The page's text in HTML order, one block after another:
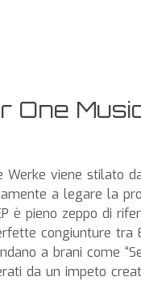
One
viene stilato
a legare la
è pieno zeppo di
congiunture tra
a brani come
da un impeto